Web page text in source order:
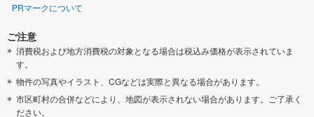
PRマークについて
ご注意
消費税および地方消費税の対象となる場合は税込み価格が表示されていま
す。
物件の写真やイラスト、CGなどは実際と異なる場合があります。
市区町村の合併などにより、地図が表示されない場合があります。ご了承く
ださい。